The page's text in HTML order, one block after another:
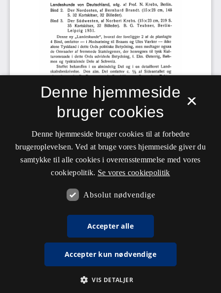
×
Denne hjemmeside
bruger cookies
Denne hjemmeside bruger cookies til at forbedre
brugeroplevelsen. Ved at bruge vores hjemmeside giver du
samtykke til alle cookies i overensstemmelse med vores
cookiepolitik. Se vores cookiepolitik
Absolut nødvendige
Accepter alle
Accepter kun nødvendige
VIS DETALJER